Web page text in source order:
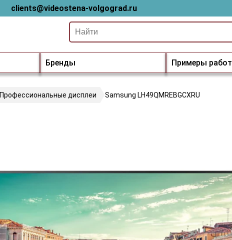
clients@videostena-volgograd.ru
Бренды Примеры работ
Профессиональные дисплеи Samsung LH49QMREBGCXRU